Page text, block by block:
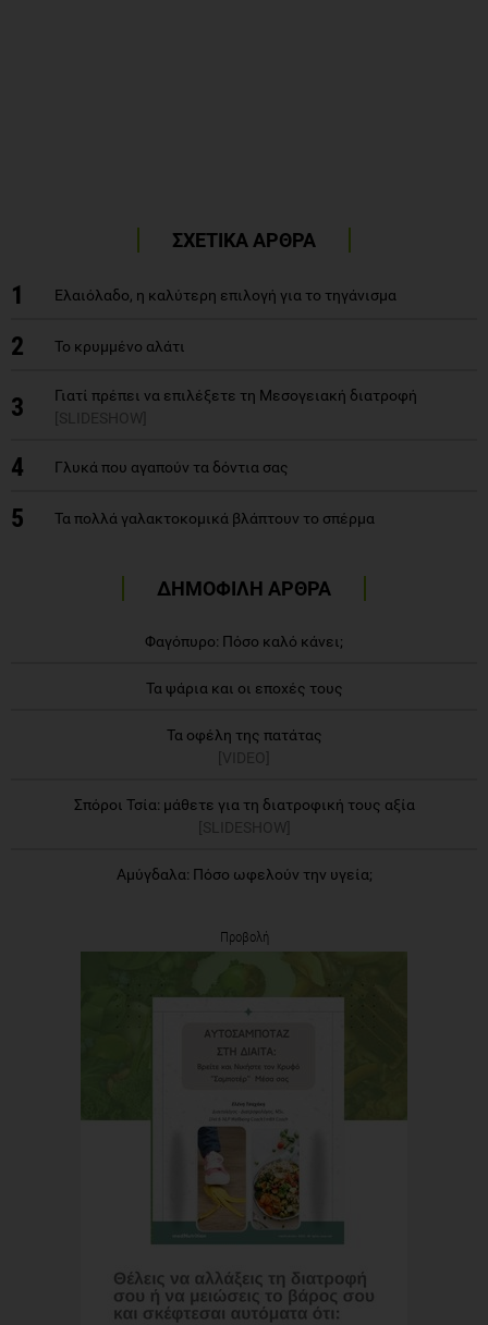
ΣΧΕΤΙΚΑ ΑΡΘΡΑ
1 Ελαιόλαδο, η καλύτερη επιλογή για το τηγάνισμα
2 Το κρυμμένο αλάτι
3
Γιατί πρέπει να επιλέξετε τη Μεσογειακή διατροφή
[SLIDESHOW]
4 Γλυκά που αγαπούν τα δόντια σας
5 Τα πολλά γαλακτοκομικά βλάπτουν το σπέρμα
ΔΗΜΟΦΙΛΗ ΑΡΘΡΑ
Φαγόπυρο: Πόσο καλό κάνει;
Τα ψάρια και οι εποχές τους
Τα οφέλη της πατάτας
[VIDEO]
Σπόροι Τσία: μάθετε για τη διατροφική τους αξία
[SLIDESHOW]
Αμύγδαλα: Πόσο ωφελούν την υγεία;
Προβολή